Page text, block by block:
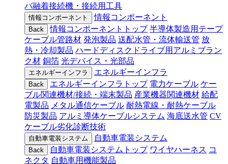
バ融着接続機・接続用工具
情報コンポーネント 情報コンポーネント
Back 情報コンポーネントトップ 半導体製造用テープ
ケーブル管路材 発泡製品 送配水管・流体輸送管 放
熱・冷却製品 ハードディスクドライブ用アルミブラン
ク材 銅箔 光デバイス・光部品
エネルギーインフラ エネルギーインフラ
Back エネルギーインフラトップ 電力ケーブル ケー
ブル関連機材/接続・端末製品 産業機器関連機材 給配
電製品 メタル通信ケーブル 耐熱電線・耐熱ケーブル
防災製品 アルミ導体ケーブルシステム 海底送水管 CV
ケーブル劣化診断技術
自動車電装システム 自動車電装システム
Back 自動車電装システムトップ ワイヤハーネス コ
ネクタ 自動車用機能製品